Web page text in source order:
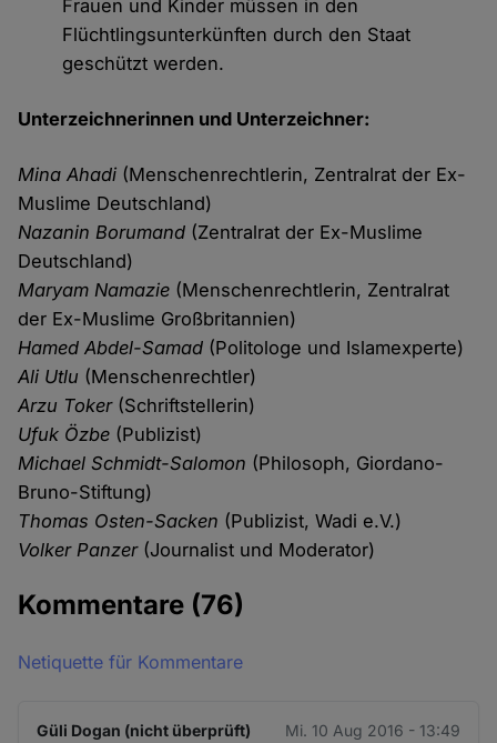
Frauen und Kinder müssen in den
Flüchtlingsunterkünften durch den Staat
geschützt werden.
Unterzeichnerinnen und Unterzeichner:
Mina Ahadi (Menschenrechtlerin, Zentralrat der Ex-
Muslime Deutschland)
Nazanin Borumand (Zentralrat der Ex-Muslime
Deutschland)
Maryam Namazie (Menschenrechtlerin, Zentralrat
der Ex-Muslime Großbritannien)
Hamed Abdel-Samad (Politologe und Islamexperte)
Ali Utlu (Menschenrechtler)
Arzu Toker(Schriftstellerin)
Ufuk Özbe (Publizist)
Michael Schmidt-Salomon (Philosoph, Giordano-
Bruno-Stiftung)
Thomas Osten-Sacken (Publizist, Wadi e.V.)
Volker Panzer(Journalist und Moderator)
Kommentare (76)
Netiquette für Kommentare
Güli Dogan (nicht überprüft) Mi. 10 Aug 2016 - 13:49